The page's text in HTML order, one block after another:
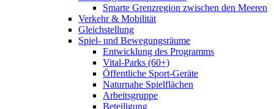
Smarte Grenzregion zwischen den Meeren
Verkehr & Mobilität
Gleichstellung
Spiel- und Bewegungsräume
Entwicklung des Programms
Vital-Parks (60+)
Öffentliche Sport-Geräte
Naturnahe Spielflächen
Arbeitsgruppe
Beteiligung